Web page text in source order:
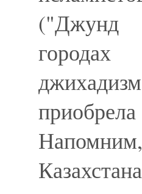
("Джунд